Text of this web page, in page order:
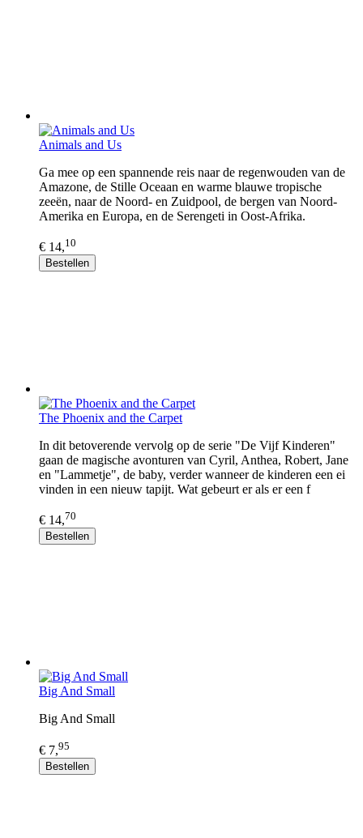
Animals and Us
Ga mee op een spannende reis naar de regenwouden van de
Amazone, de Stille Oceaan en warme blauwe tropische
zeeën, naar de Noord- en Zuidpool, de bergen van Noord-
Amerika en Europa, en de Serengeti in Oost-Afrika.
€ 14,10
Bestellen
The Phoenix and the Carpet
In dit betoverende vervolg op de serie "De Vijf Kinderen"
gaan de magische avonturen van Cyril, Anthea, Robert, Jane
en "Lammetje", de baby, verder wanneer de kinderen een ei
vinden in een nieuw tapijt. Wat gebeurt er als er een f
€ 14,70
Bestellen
Big And Small
Big And Small
€ 7,95
Bestellen